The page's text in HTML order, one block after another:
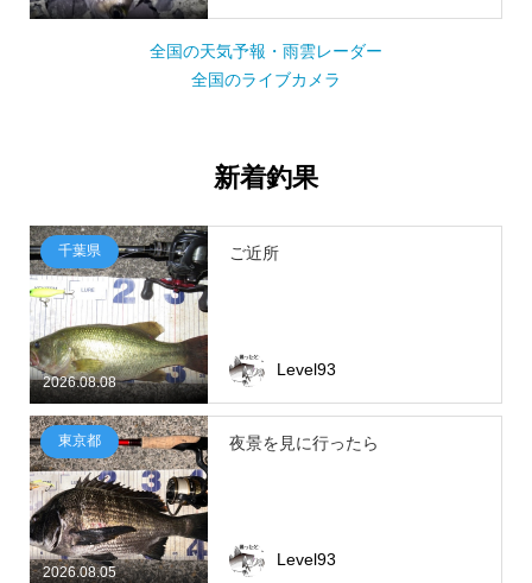
全国の天気予報・雨雲レーダー
全国のライブカメラ
新着釣果
2026.08.08
千葉県 ご近所
Level93
2026.08.05
東京都 夜景を見に行ったら
Level93